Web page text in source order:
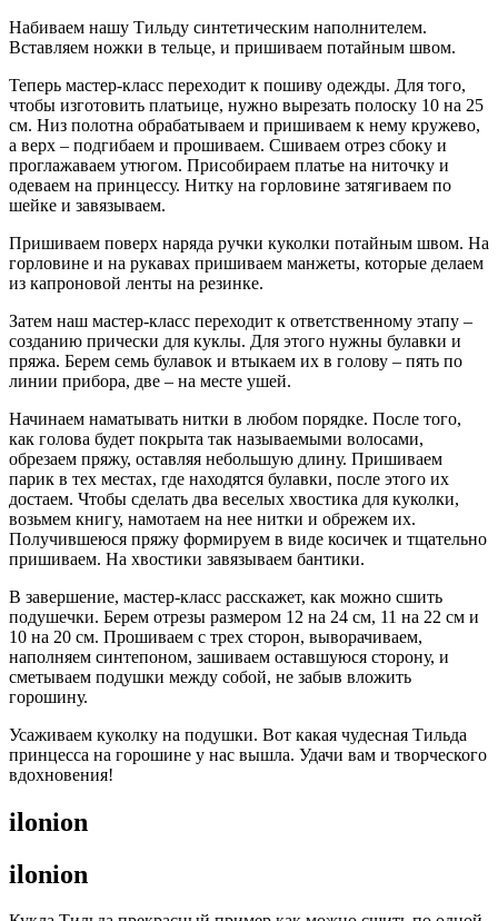
Набиваем нашу Тильду синтетическим наполнителем.
Вставляем ножки в тельце, и пришиваем потайным швом.
Теперь мастер-класс переходит к пошиву одежды. Для того,
чтобы изготовить платьице, нужно вырезать полоску 10 на 25
см. Низ полотна обрабатываем и пришиваем к нему кружево,
а верх – подгибаем и прошиваем. Сшиваем отрез сбоку и
проглажаваем утюгом. Присобираем платье на ниточку и
одеваем на принцессу. Нитку на горловине затягиваем по
шейке и завязываем.
Пришиваем поверх наряда ручки куколки потайным швом. На
горловине и на рукавах пришиваем манжеты, которые делаем
из капроновой ленты на резинке.
Затем наш мастер-класс переходит к ответственному этапу –
созданию прически для куклы. Для этого нужны булавки и
пряжа. Берем семь булавок и втыкаем их в голову – пять по
линии прибора, две – на месте ушей.
Начинаем наматывать нитки в любом порядке. После того,
как голова будет покрыта так называемыми волосами,
обрезаем пряжу, оставляя небольшую длину. Пришиваем
парик в тех местах, где находятся булавки, после этого их
достаем. Чтобы сделать два веселых хвостика для куколки,
возьмем книгу, намотаем на нее нитки и обрежем их.
Получившеюся пряжу формируем в виде косичек и тщательно
пришиваем. На хвостики завязываем бантики.
В завершение, мастер-класс расскажет, как можно сшить
подушечки. Берем отрезы размером 12 на 24 см, 11 на 22 см и
10 на 20 см. Прошиваем с трех сторон, выворачиваем,
наполняем синтепоном, зашиваем оставшуюся сторону, и
сметываем подушки между собой, не забыв вложить
горошину.
Усаживаем куколку на подушки. Вот какая чудесная Тильда
принцесса на горошине у нас вышла. Удачи вам и творческого
вдохновения!
ilonion
ilonion